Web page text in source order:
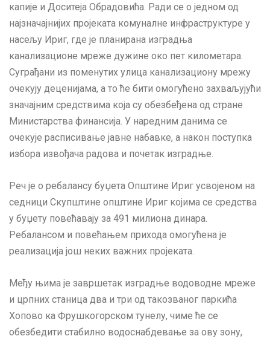
капије и Доситеја Обрадовића. Ради се о једном од
најзначајнијих пројеката комуналне инфраструктуре у
насељу Ириг, где је планирана изградња
канализационе мреже дужине око пет километара.
Суграђани из поменутих улица канализациону мрежу
очекују деценијама, а то ће бити омогућено захваљујући
значајним средствима која су обезбеђена од стране
Министарства финансија. У наредним данима се
очекује расписивање јавне набавке, а након поступка
избора извођача радова и почетак изградње.
Реч је о ребалансу буџета Општине Ириг усвојеном на
седници Скупштине општине Ириг којима се средства
у буџету повећавају за 491 милиона динара.
Ребалансом и повећањем прихода омогућена је
реализација још неких важних пројеката.
Међу њима је завршетак изградње водоводне мреже
и црпних станица два и три од такозваног паркића
Хопово ка Фрушкогорском тунелу, чиме ће се
обезбедити стабилно водоснабдевање за ову зону,